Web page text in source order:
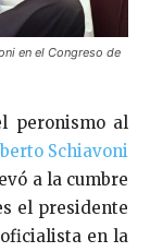
en el Congreso de
peronismo al
Schiavoni
a la cumbre
el presidente
en la